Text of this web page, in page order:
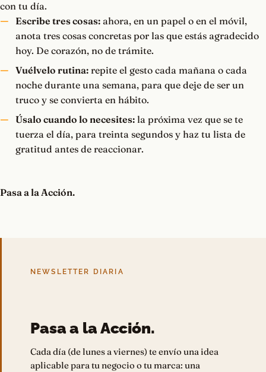
con tu día.
Escribe tres cosas:ahora, en un papel o en el móvil,
anota tres cosas concretas por las que estás agradecido
hoy. De corazón, no de trámite.
Vuélvelo rutina:repite el gesto cada mañana o cada
noche durante una semana, para que deje de ser un
truco y se convierta en hábito.
Úsalo cuando lo necesites:la próxima vez que se te
tuerza el día, para treinta segundos y haz tu lista de
gratitud antes de reaccionar.
Pasa a la Acción.
NEWSLETTER DIARIA
Pasa a la Acción.
Cada día (de lunes a viernes) te envío una idea
aplicable para tu negocio o tu marca: una